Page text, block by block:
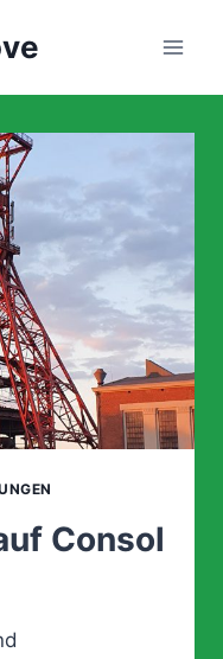
Consol